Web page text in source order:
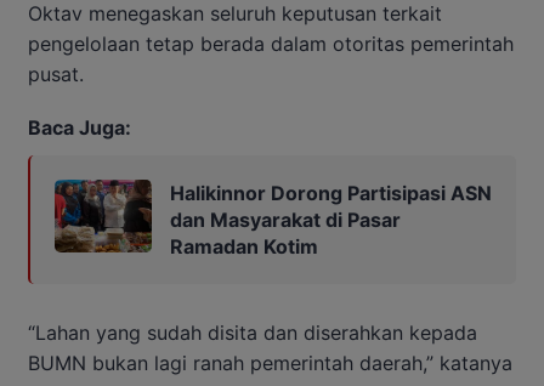
Oktav menegaskan seluruh keputusan terkait
pengelolaan tetap berada dalam otoritas pemerintah
pusat.
Baca Juga:
Halikinnor Dorong Partisipasi ASN
dan Masyarakat di Pasar
Ramadan Kotim
“Lahan yang sudah disita dan diserahkan kepada
BUMN bukan lagi ranah pemerintah daerah,” katanya